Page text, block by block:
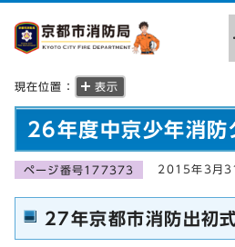
現在位置： 表示
26年度中京少年消防
ページ番号177373 2015年3月
27年京都市消防出初